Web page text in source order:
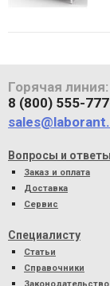
Горячая линия:
8 (800) 555-
Вопросы и ответы
Заказ и оплата
Доставка
Сервис
Специалисту
Статьи
Справочники